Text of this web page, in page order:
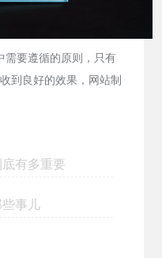
需要遵循的原则，只有
到良好的效果，网站制
有多重要
事儿